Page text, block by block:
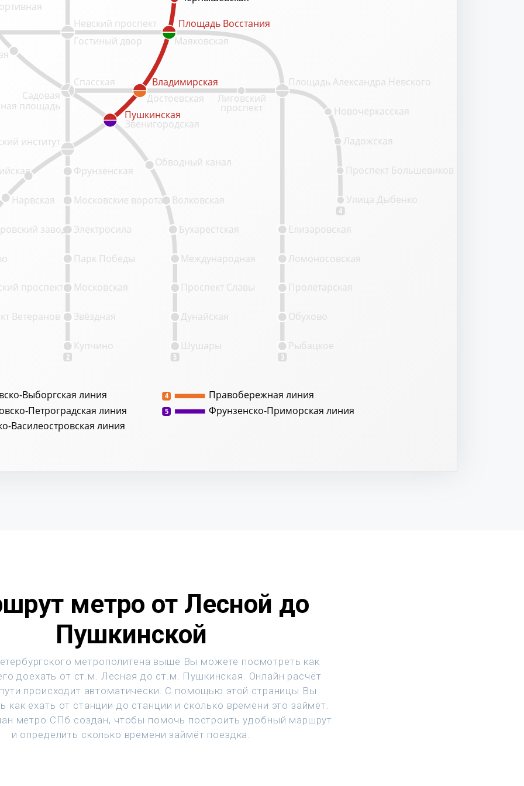
Выборгская линия
Петроградская линия
Василеостровская линия
Правобережная линия
4
Фрунзенско-Приморская линия
5
2 5 3
4
Ветеранов
Московские ворота Волковская
Обводный канал
Бухарестская
Международная
Достоевская
Владимирская
Лиговский
проспект
Спасская
Садовая
площадь
Звенигородская
Пушкинская
проспект
завод
Нарвская
институт
Купчино
Звёздная
Московская
Фрунзенская
Парк Победы
Электросила
Невский проспект
Гостиный двор Маяковская
Площадь Восстания
Площадь Александра Невского
Новочеркасская
Ладожская
Проспект Большевиков
Улица Дыбенко
Рыбацкое
Обухово
Пролетарская
Ломоносовская
Елизаровская
Проспект Славы
Дунайская
Шушары
Владимирская
Пушкинская
Площадь Восстания
метро от Лесной до
Пушкинской
метрополитена выше Вы можете посмотреть как
доехать от ст.м. Лесная до ст.м. Пушкинская. Онлайн расчёт
происходит автоматически. С помощью этой страницы Вы
как ехать от станции до станции и сколько времени это займёт.
метро СПб создан, чтобы помочь построить удобный маршрут
и определить сколько времени займёт поездка.